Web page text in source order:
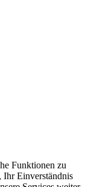
Funktionen zu
Ihr Einverständnis